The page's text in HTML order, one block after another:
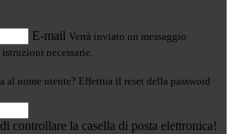
E-mail Verrà inviato un messaggio
necessarie.
al nome utente? Effettua il reset della password
controllare la casella di posta elettronica!